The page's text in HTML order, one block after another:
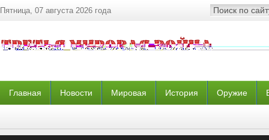
Пятница, 07 августа 2026 года
Главная Новости Мировая История Оружие